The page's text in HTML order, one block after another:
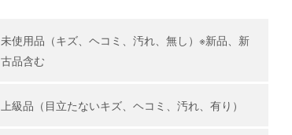
未使用品（キズ、ヘコミ、汚れ、無し）※新品、新
古品含む
上級品（目立たないキズ、ヘコミ、汚れ、有り）